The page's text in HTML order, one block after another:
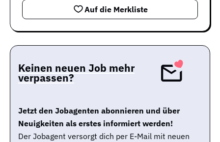
Auf die Merkliste
Keinen neuen Job mehr
verpassen?
Jetzt den Jobagenten abonnieren und über
Neuigkeiten als erstes informiert werden!
Der Jobagent versorgt dich per E-Mail mit neuen